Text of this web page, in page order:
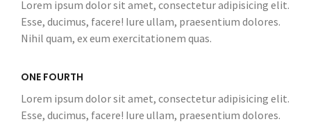
Lorem ipsum dolor sit amet, consectetur adipisicing elit.
Esse, ducimus, facere! Iure ullam, praesentium dolores.
Nihil quam, ex eum exercitationem quas.
ONE FOURTH
Lorem ipsum dolor sit amet, consectetur adipisicing elit.
Esse, ducimus, facere! Iure ullam, praesentium dolores.